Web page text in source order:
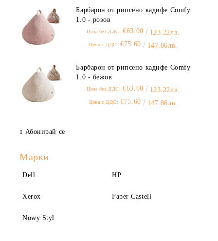
Барбарон от рипсено кадифе Comfy
1.0 - розов
Цена без ДДС: €63.00 123.22лв.
Цена с ДДС: €75.60 147.86лв.
Барбарон от рипсено кадифе Comfy
1.0 - бежов
Цена без ДДС: €63.00 123.22лв.
Цена с ДДС: €75.60 147.86лв.
Абонирай се
Марки
Dell HP
Xerox Faber Castell
Nowy Styl